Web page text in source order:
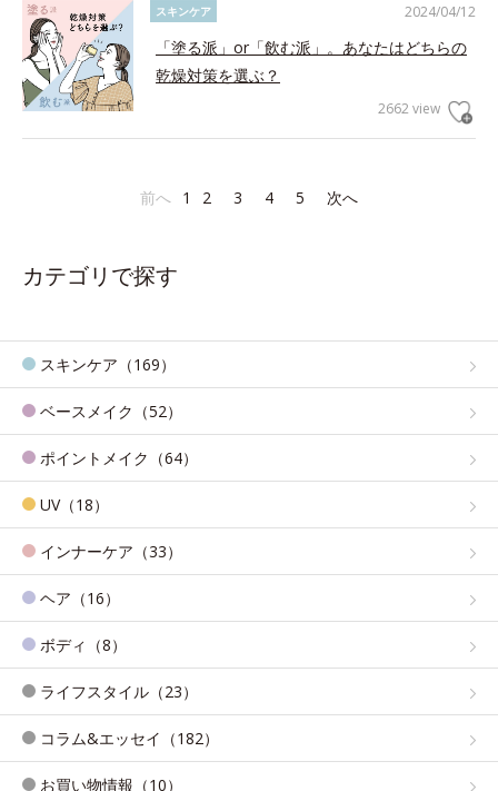
2024/04/12
スキンケア
「塗る派」or「飲む派」。あなたはどちらの
乾燥対策を選ぶ？
2662 view
前へ 1 2 3 4 5 次へ
カテゴリで探す
スキンケア（169）
ベースメイク（52）
ポイントメイク（64）
UV（18）
インナーケア（33）
ヘア（16）
ボディ（8）
ライフスタイル（23）
コラム&エッセイ（182）
お買い物情報（10）